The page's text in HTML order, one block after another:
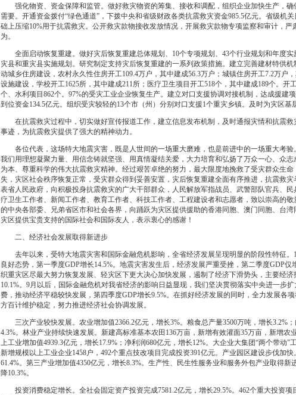
强化物资、资金保障和监管。做好救灾物资的筹集、接收和调配，组织企业加快生产，确
需要。开通资金拨付“绿色通道”，下拨中央和省级财政各类抗震救灾资金985.5亿元。省级机
础上压缩10%用于抗震救灾。公开救灾款物接收发放情况，开展救灾款物专项监察和审计，
为。
全面启动恢复重建。做好灾后恢复重建总体规划、10个专项规划、43个行业规划和年度实
灾县和重灾县实施规划。研究制定支持灾后恢复重建的一系列政策措施。建立完善建材特供
动城乡住房建设，农村永久性住房开工109.4万户，其中建成56.3万户；城镇住房开工7.2万户
设施建设，学校开工1625所，其中建成211所；医疗卫生项目开工518个，其中建成189个。开
个、水利项目862个。97%的受灾工业企业恢复生产。建立对口支援协调对接机制，达成援建
到位资金134.5亿元。组织受灾较轻的13个市（州）分别对口支援1个重灾乡镇。及时为灾区基
在抗震救灾过程中，切实做好宣传报道工作，建立信息发布机制，及时通报灾情和抗震救
事迹，为抗震救灾提供了强大的精神动力。
各位代表，这场特大地震灾害，既是人世间的一场重大磨难，也是前进中的一场重大考验
我们用理想凝聚力量、用信念铸就坚强、用真情凝结关爱，大力培育和弘扬了万众一心、众
为本、尊重科学的伟大抗震救灾精神。经过艰苦卓绝的努力，最大限度地挽救了受灾群众生
失，灾区社会秩序恢复正常，受灾群众得到妥善安置，灾后恢复重建全面有序推进，抗震救
表省人民政府，向积极投身抗震救灾的广大干部群众，人民解放军指战员、武警部队官兵、
疗卫生工作者、新闻工作者、教育工作者、科技工作者、工程建设者和志愿者，致以崇高的
的中央各部委、兄弟省区市和社会各界，向踊跃为灾区提供援助的香港同胞、澳门同胞、台
灾区提供宝贵支持的国际社会和国际友人，表示衷心的感谢！
二、经济社会发展取得新进步
去年以来，受特大地震灾害和国际金融危机影响，全省经济发展呈现明显的阶段性特征。
良好态势，第一季度GDP增长14.5%。地震灾害发生后，经济发展严重受挫，第二季度GDP仅
织重灾区尽最大努力恢复发展、轻灾区下更大决心加快发展，遏制了经济下滑势头，主要经
10.1%。9月以后，国际金融危机对我省经济的影响日益显现，我们坚决贯彻落实中央进一步
费，推动经济平稳较快发展，第四季度GDP增长9.5%。在抓好经济发展的同时，全力发展各
方百计维护稳定，努力推进经济社会协调发展。
三次产业较快发展。农业增加值2366.2亿元，增长3%。粮食总产量3500万吨，增长3.2%；
4.3%。林业产业持续快速发展。新建高标准基本农田136万亩，新增有效灌面35万亩，新增农
上工业增加值4939.3亿元，增长17.9%；净利润680亿元，增长12%。大企业大集团“两个带动”
新增规模以上工业企业1458户，492个重点技改项目完成投资391亿元。产业园区建设步伐加
61.4%。第三产业增加值4350亿元，增长8.3%。生产性、民生性服务业和服务外包产业取得新
降10.3%。
投资消费稳定增长。全社会固定资产投资完成7581.2亿元，增长29.5%。462个重大投资项